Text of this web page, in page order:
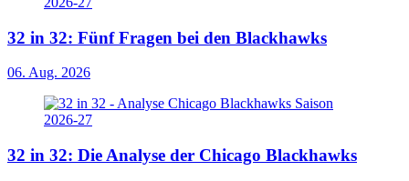
32 in 32: Fünf Fragen bei den Blackhawks
06. Aug. 2026
32 in 32: Die Analyse der Chicago Blackhawks